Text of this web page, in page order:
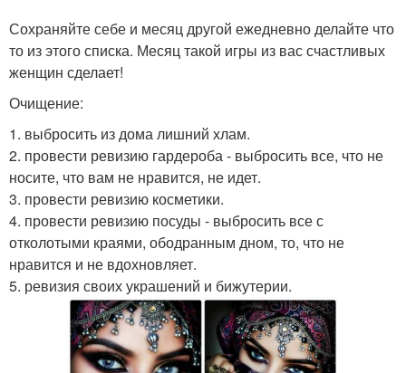
Сохраняйте себе и месяц другой ежедневно делайте что
то из этого списка. Месяц такой игры из вас счастливых
женщин сделает!
Очищение:
1. выбросить из дома лишний хлам.
2. провести ревизию гардероба - выбросить все, что не
носите, что вам не нравится, не идет.
3. провести ревизию косметики.
4. провести ревизию посуды - выбросить все с
отколотыми краями, ободранным дном, то, что не
нравится и не вдохновляет.
5. ревизия своих украшений и бижутерии.